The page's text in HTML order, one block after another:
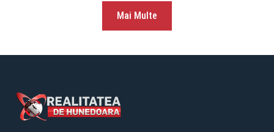
Mai Multe